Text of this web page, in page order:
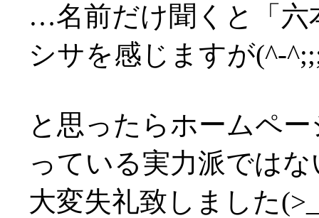
…名前だけ聞くと「六
シサを感じますが(^-
と思ったらホームペ
っている実力派では
大変失礼致しました